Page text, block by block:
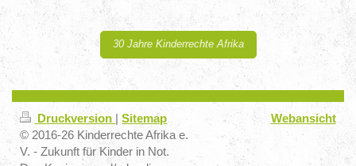
30 Jahre Kinderrechte Afrika
Druckversion | Sitemap
© 2016-26 Kinderrechte Afrika e.
V. - Zukunft für Kinder in Not.
Webansicht